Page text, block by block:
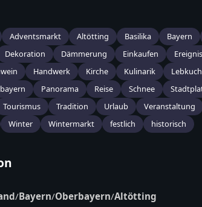
Adventsmarkt Altötting Basilika Bayern
Dekoration Dämmerung Einkaufen Ereignis
Handwerk Kirche Kulinarik
Panorama Reise Schnee
Tourismus Tradition Urlaub Veranstaltung
Winter Wintermarkt festlich historisch
/Bayern/Oberbayern/Altötting